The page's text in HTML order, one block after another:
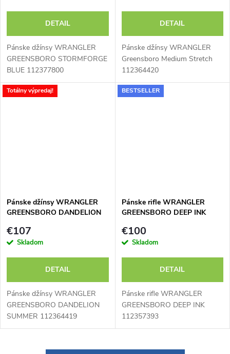
DETAIL
Pánske džínsy WRANGLER
GREENSBORO STORMFORGE
BLUE 112377800
DETAIL
Pánske džínsy WRANGLER
Greensboro Medium Stretch
112364420
Totálny výpredaj!
Pánske džínsy WRANGLER
GREENSBORO DANDELION
€107
Skladom
DETAIL
Pánske džínsy WRANGLER
GREENSBORO DANDELION
SUMMER 112364419
BESTSELLER
Pánske rifle WRANGLER
GREENSBORO DEEP INK
€100
Skladom
DETAIL
Pánske rifle WRANGLER
GREENSBORO DEEP INK
112357393